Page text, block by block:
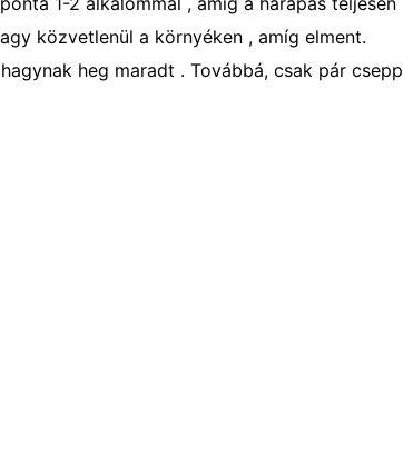
közvetlenül a környéken , amíg elment.
heg maradt . Továbbá, csak pár csepp